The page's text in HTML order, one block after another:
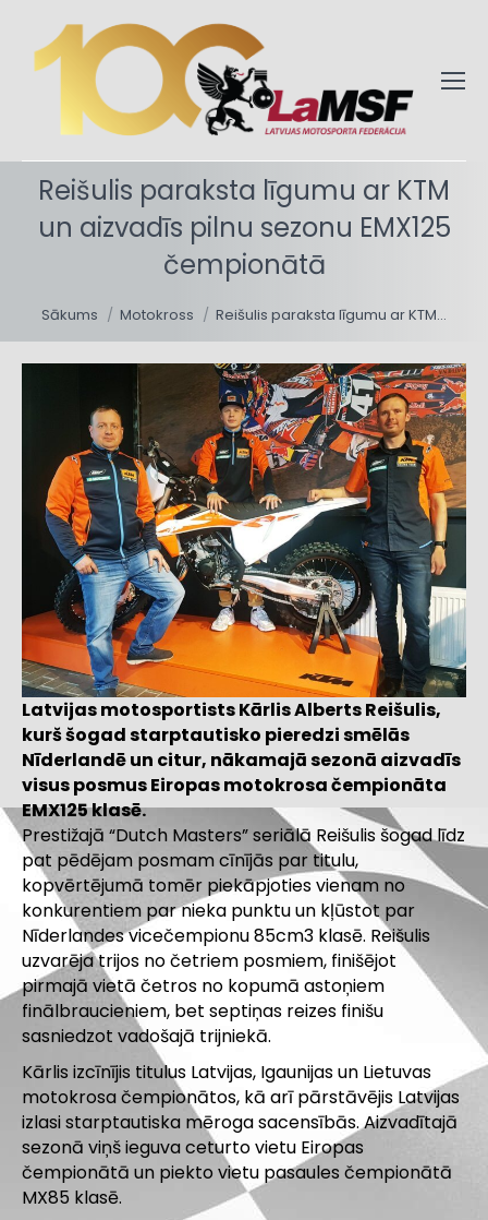
Reišulis paraksta līgumu ar KTM
un aizvadīs pilnu sezonu EMX125
čempionātā
Sākums Motokross Reišulis paraksta līgumu ar KTM…
Latvijas motosportists Kārlis Alberts Reišulis,
kurš šogad starptautisko pieredzi smēlās
Nīderlandē un citur, nākamajā sezonā aizvadīs
visus posmus Eiropas motokrosa čempionāta
EMX125 klasē.
Prestižajā “Dutch Masters” seriālā Reišulis šogad līdz
pat pēdējam posmam cīnījās par titulu,
kopvērtējumā tomēr piekāpjoties vienam no
konkurentiem par nieka punktu un kļūstot par
Nīderlandes vicečempionu 85cm3 klasē. Reišulis
uzvarēja trijos no četriem posmiem, finišējot
pirmajā vietā četros no kopumā astoņiem
finālbraucieniem, bet septiņas reizes finišu
sasniedzot vadošajā trijniekā.
Kārlis izcīnījis titulus Latvijas, Igaunijas un Lietuvas
motokrosa čempionātos, kā arī pārstāvējis Latvijas
izlasi starptautiska mēroga sacensībās. Aizvadītajā
sezonā viņš ieguva ceturto vietu Eiropas
čempionātā un piekto vietu pasaules čempionātā
MX85 klasē.